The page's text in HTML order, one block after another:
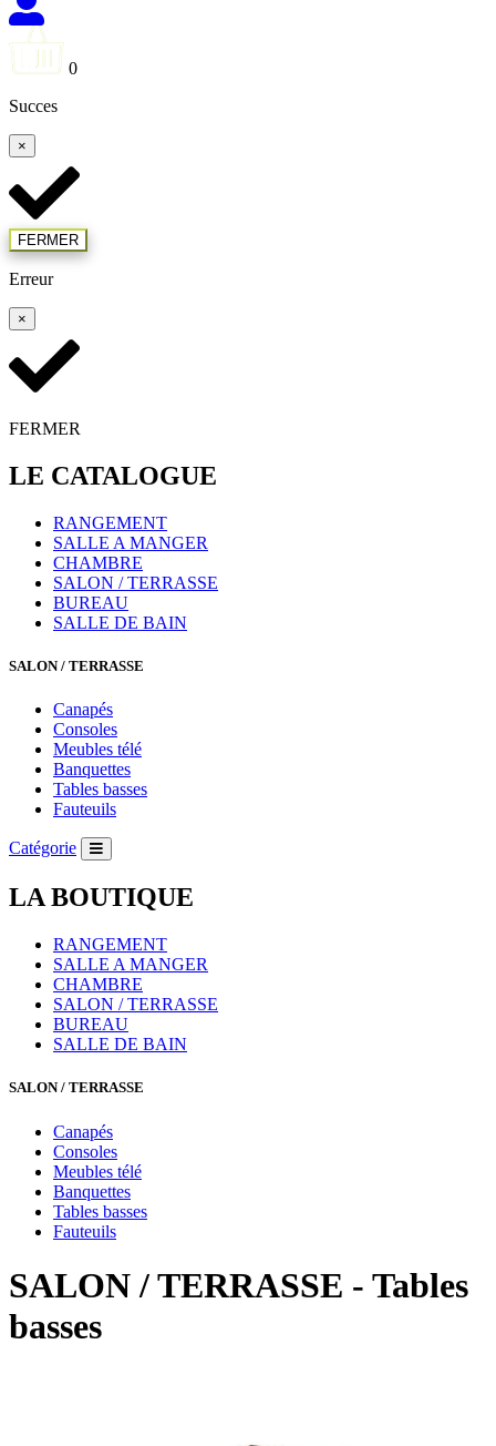
0
Succes
×
FERMER
Erreur
×
FERMER
LE CATALOGUE
RANGEMENT
SALLE A MANGER
CHAMBRE
SALON / TERRASSE
BUREAU
SALLE DE BAIN
SALON / TERRASSE
Canapés
Consoles
Meubles télé
Banquettes
Tables basses
Fauteuils
Catégorie
LA BOUTIQUE
RANGEMENT
SALLE A MANGER
CHAMBRE
SALON / TERRASSE
BUREAU
SALLE DE BAIN
SALON / TERRASSE
Canapés
Consoles
Meubles télé
Banquettes
Tables basses
Fauteuils
SALON / TERRASSE - Tables
basses